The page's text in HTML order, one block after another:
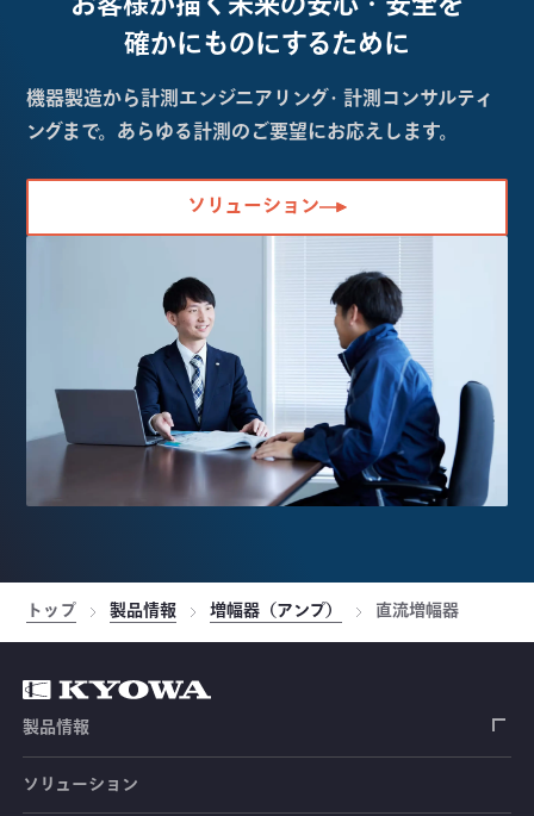
確かにものにするために
機器製造から計測エンジニアリング・計測コンサルティ
ングまで。あらゆる計測のご要望にお応えします。
ソリューション
トップ 製品情報 増幅器（アンプ） 直流増幅器
製品情報
ひずみゲージ
ソリューション